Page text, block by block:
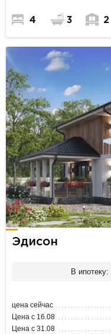
4 3 2
Эдисон
В ипотеку:
цена сейчас
Цена с 16.08
Цена с 31.08